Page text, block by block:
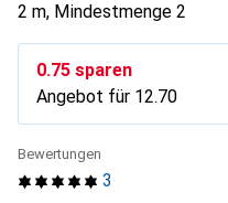
2 m, Mindestmenge 2
CHF
0.75 sparen
Angebot für CHF
12.70
3
Bewertungen